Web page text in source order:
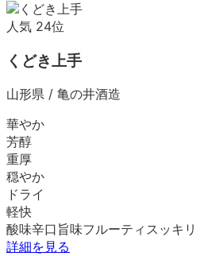
人気 24位
くどき上手
山形県 / 亀の井酒造
華やか
芳醇
重厚
穏やか
ドライ
軽快
酸味辛口 旨味フルーティ スッキリ
詳細を見る